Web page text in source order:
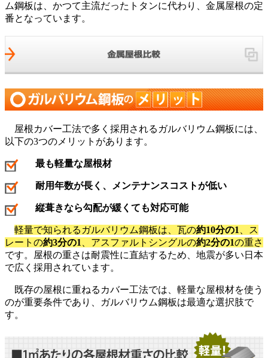
ム鋼板は、かつて主流だったトタンに代わり、金属屋根の定
番となっています。
屋根カバー工法で多く採用されるガルバリウム鋼板には、
以下の3つのメリットがあります。
最も軽量な屋根材
耐用年数が長く、メンテナンスコストが低い
縦葺きなら勾配が緩くても対応可能
軽量で知られるガルバリウム鋼板は、瓦の約10分の1
、ス
レートの約3分の1 、アスファルトシングルの約2分の1の重さ
です。屋根の重さは耐震性に直結するため、地震が多い日本
で広く採用されています。
既存の屋根に重ねるカバー工法では、軽量な屋根材を使う
のが重要条件であり、ガルバリウム鋼板は最適な選択肢で
す。